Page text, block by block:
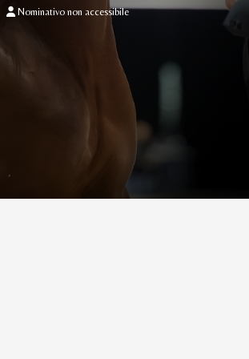
Nominativo non accessibile